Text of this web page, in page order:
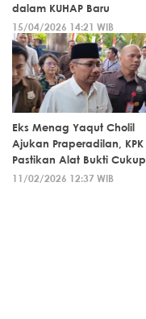
dalam KUHAP Baru
15/04/2026 14:21 WIB
Eks Menag Yaqut Cholil
Ajukan Praperadilan, KPK
Pastikan Alat Bukti Cukup
11/02/2026 12:37 WIB